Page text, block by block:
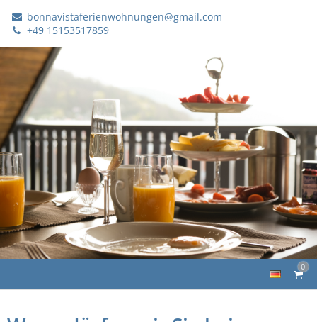
bonnavistaferienwohnungen@gmail.com
+49 15153517859
0